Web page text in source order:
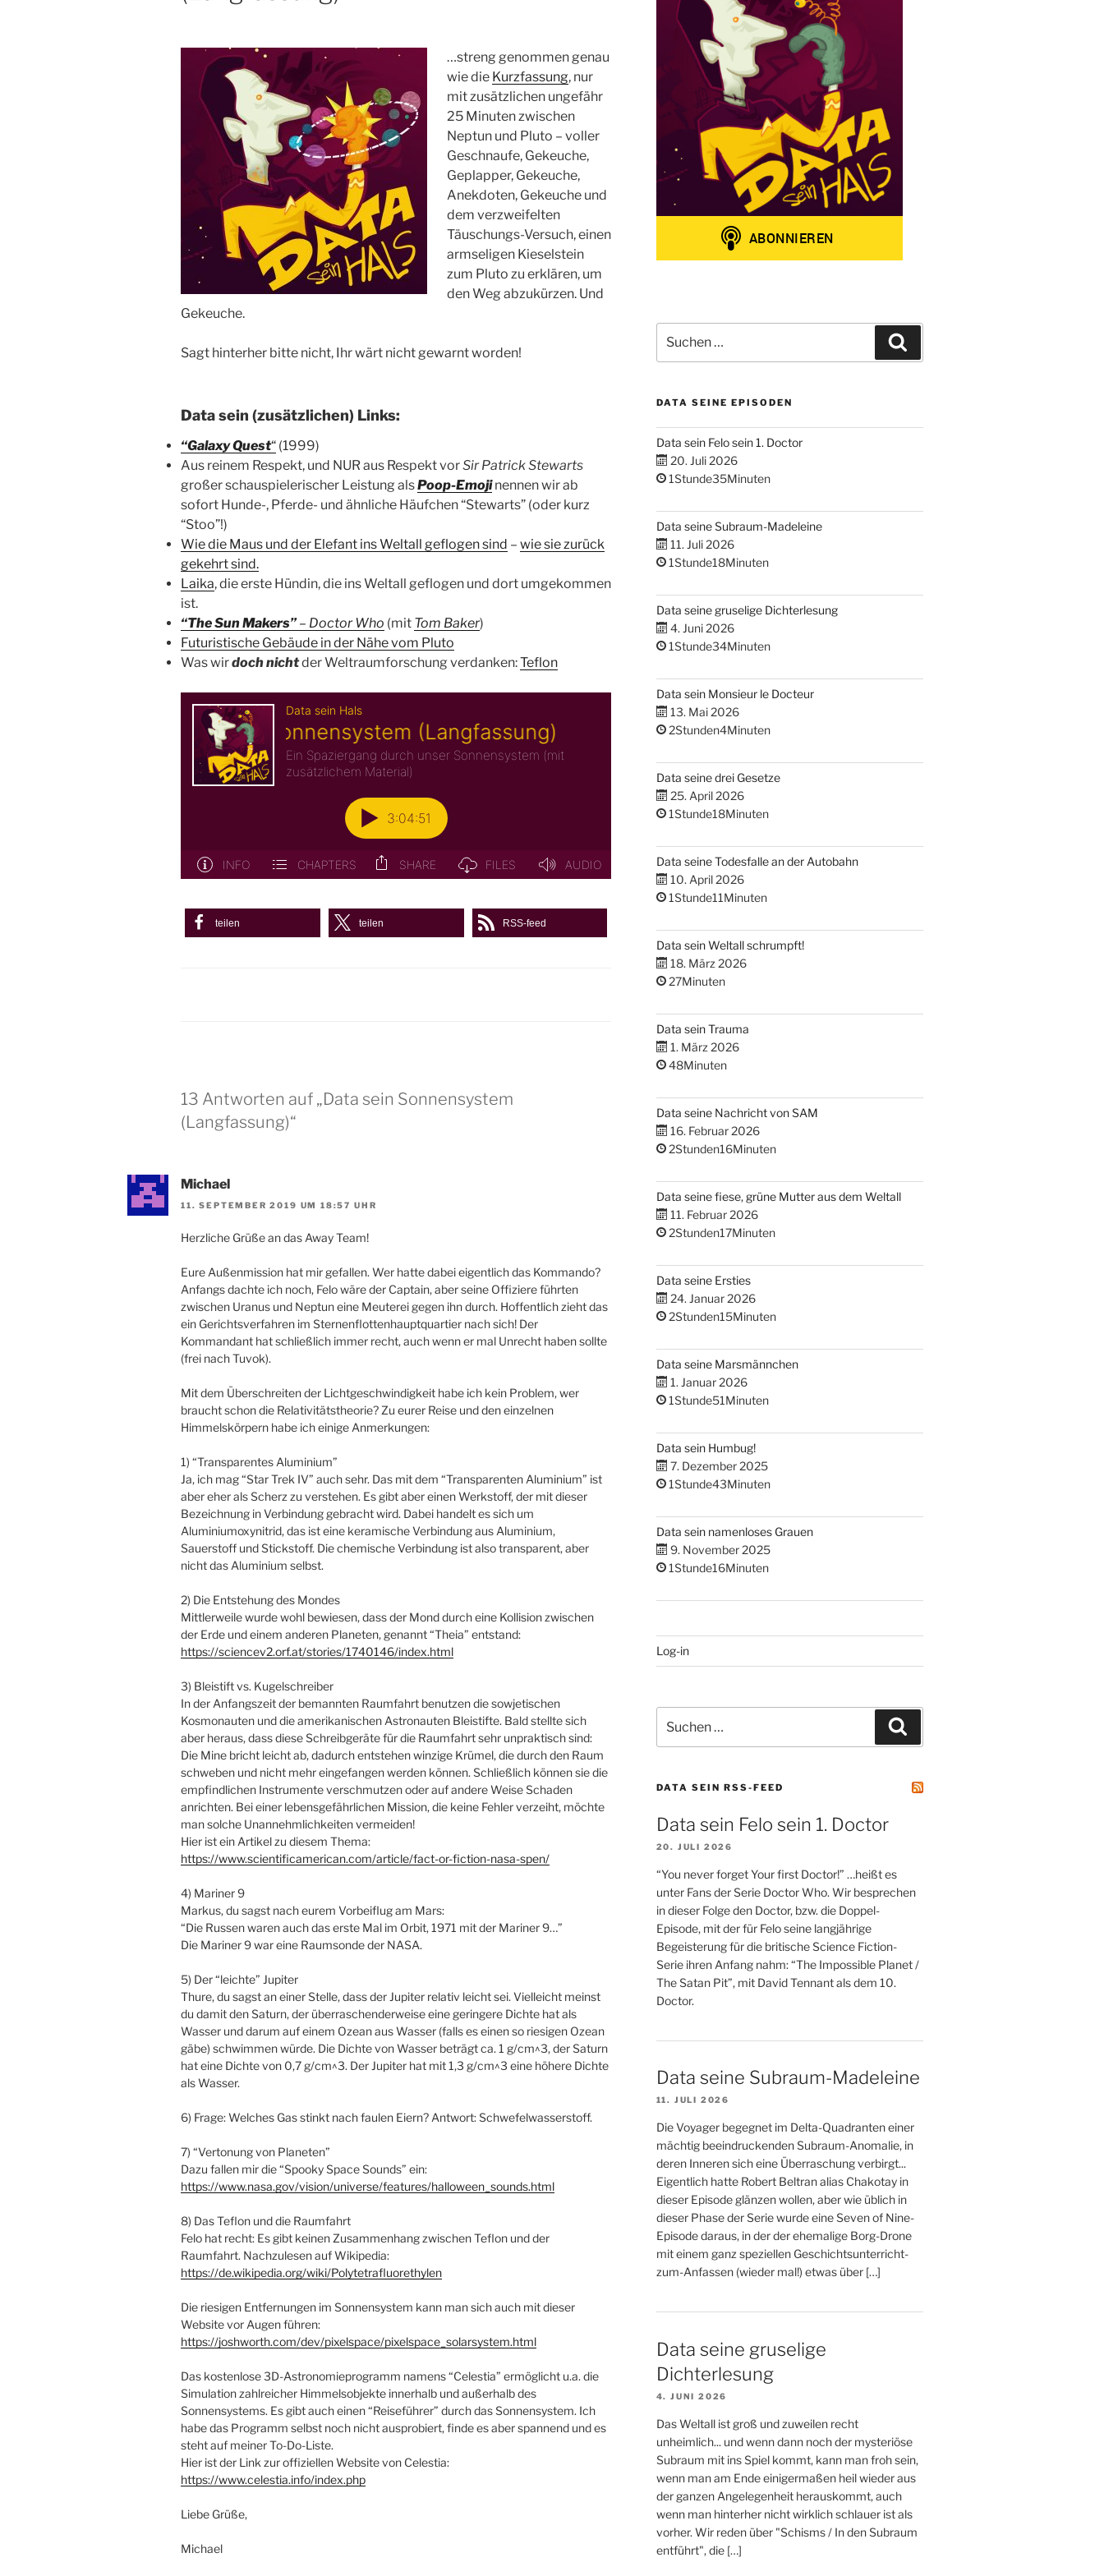
…streng genommen genau
wie die Kurzfassung, nur
mit zusätzlichen ungefähr
25 Minuten zwischen
Neptun und Pluto – voller
Geschnaufe, Gekeuche,
Geplapper, Gekeuche,
Anekdoten, Gekeuche und
dem verzweifelten
Täuschungs-Versuch, einen
armseligen Kieselstein
zum Pluto zu erklären, um
den Weg abzukürzen. Und
Gekeuche.
Sagt hinterher bitte nicht, Ihr wärt nicht gewarnt worden!
Data sein (zusätzlichen) Links:
“Galaxy Quest“ (1999)
Aus reinem Respekt, und NUR aus Respekt vorSir Patrick Stewarts
großer schauspielerischer Leistung alsPoop-Emojinennen wir ab
sofort Hunde-, Pferde- und ähnliche Häufchen “Stewarts” (oder kurz
“Stoo”!)
Wie die Maus und der Elefant ins Weltall geflogen sind – wie sie zurück
gekehrt sind.
Laika, die erste Hündin, die ins Weltall geflogen und dort umgekommen
ist.
“The Sun Makers”– Doctor Who (mit Tom Baker)
Futuristische Gebäude in der Nähe vom Pluto
Was wirdoch nichtder Weltraumforschung verdanken:Teflon
teilen teilen RSS-feed
13 Antworten auf „Data sein Sonnensystem
(Langfassung)“
Michael
11. SEPTEMBER 2019 UM 18:57 UHR
Herzliche Grüße an das Away Team!
Eure Außenmission hat mir gefallen. Wer hatte dabei eigentlich das Kommando?
Anfangs dachte ich noch, Felo wäre der Captain, aber seine Offiziere führten
zwischen Uranus und Neptun eine Meuterei gegen ihn durch. Hoffentlich zieht das
ein Gerichtsverfahren im Sternenflottenhauptquartier nach sich! Der
Kommandant hat schließlich immer recht, auch wenn er mal Unrecht haben sollte
(frei nach Tuvok).
Mit dem Überschreiten der Lichtgeschwindigkeit habe ich kein Problem, wer
braucht schon die Relativitätstheorie? Zu eurer Reise und den einzelnen
Himmelskörpern habe ich einige Anmerkungen:
1) “Transparentes Aluminium”
Ja, ich mag “Star Trek IV” auch sehr. Das mit dem “Transparenten Aluminium” ist
aber eher als Scherz zu verstehen. Es gibt aber einen Werkstoff, der mit dieser
Bezeichnung in Verbindung gebracht wird. Dabei handelt es sich um
Aluminiumoxynitrid, das ist eine keramische Verbindung aus Aluminium,
Sauerstoff und Stickstoff. Die chemische Verbindung ist also transparent, aber
nicht das Aluminium selbst.
2) Die Entstehung des Mondes
Mittlerweile wurde wohl bewiesen, dass der Mond durch eine Kollision zwischen
der Erde und einem anderen Planeten, genannt “Theia” entstand:
https://sciencev2.orf.at/stories/1740146/index.html
3) Bleistift vs. Kugelschreiber
In der Anfangszeit der bemannten Raumfahrt benutzen die sowjetischen
Kosmonauten und die amerikanischen Astronauten Bleistifte. Bald stellte sich
aber heraus, dass diese Schreibgeräte für die Raumfahrt sehr unpraktisch sind:
Die Mine bricht leicht ab, dadurch entstehen winzige Krümel, die durch den Raum
schweben und nicht mehr eingefangen werden können. Schließlich können sie die
empfindlichen Instrumente verschmutzen oder auf andere Weise Schaden
anrichten. Bei einer lebensgefährlichen Mission, die keine Fehler verzeiht, möchte
man solche Unannehmlichkeiten vermeiden!
Hier ist ein Artikel zu diesem Thema:
https://www.scientificamerican.com/article/fact-or-fiction-nasa-spen/
4) Mariner 9
Markus, du sagst nach eurem Vorbeiflug am Mars:
“Die Russen waren auch das erste Mal im Orbit, 1971 mit der Mariner 9…”
Die Mariner 9 war eine Raumsonde der NASA.
5) Der “leichte” Jupiter
Thure, du sagst an einer Stelle, dass der Jupiter relativ leicht sei. Vielleicht meinst
du damit den Saturn, der überraschenderweise eine geringere Dichte hat als
Wasser und darum auf einem Ozean aus Wasser (falls es einen so riesigen Ozean
gäbe) schwimmen würde. Die Dichte von Wasser beträgt ca. 1 g/cm^3, der Saturn
hat eine Dichte von 0,7 g/cm^3. Der Jupiter hat mit 1,3 g/cm^3 eine höhere Dichte
als Wasser.
6) Frage: Welches Gas stinkt nach faulen Eiern? Antwort: Schwefelwasserstoff.
7) “Vertonung von Planeten”
Dazu fallen mir die “Spooky Space Sounds” ein:
https://www.nasa.gov/vision/universe/features/halloween_sounds.html
8) Das Teflon und die Raumfahrt
Felo hat recht: Es gibt keinen Zusammenhang zwischen Teflon und der
Raumfahrt. Nachzulesen auf Wikipedia:
https://de.wikipedia.org/wiki/Polytetrafluorethylen
Die riesigen Entfernungen im Sonnensystem kann man sich auch mit dieser
Website vor Augen führen:
https://joshworth.com/dev/pixelspace/pixelspace_solarsystem.html
Das kostenlose 3D-Astronomieprogramm namens “Celestia” ermöglicht u.a. die
Simulation zahlreicher Himmelsobjekte innerhalb und außerhalb des
Sonnensystems. Es gibt auch einen “Reiseführer” durch das Sonnensystem. Ich
habe das Programm selbst noch nicht ausprobiert, finde es aber spannend und es
steht auf meiner To-Do-Liste.
Hier ist der Link zur offiziellen Website von Celestia:
https://www.celestia.info/index.php
Liebe Grüße,
Michael
nach:
DATA SEINE EPISODEN
Data sein Felo sein 1. Doctor
20. Juli 2026
1Stunde35Minuten
Data seine Subraum-Madeleine
11. Juli 2026
1Stunde18Minuten
Data seine gruselige Dichterlesung
4. Juni 2026
1Stunde34Minuten
Data sein Monsieur le Docteur
13. Mai 2026
2Stunden4Minuten
Data seine drei Gesetze
25. April 2026
1Stunde18Minuten
Data seine Todesfalle an der Autobahn
10. April 2026
1Stunde11Minuten
Data sein Weltall schrumpft!
18. März 2026
27Minuten
Data sein Trauma
1. März 2026
48Minuten
Data seine Nachricht von SAM
16. Februar 2026
2Stunden16Minuten
Data seine fiese, grüne Mutter aus dem Weltall
11. Februar 2026
2Stunden17Minuten
Data seine Ersties
24. Januar 2026
2Stunden15Minuten
Data seine Marsmännchen
1. Januar 2026
1Stunde51Minuten
Data sein Humbug!
7. Dezember 2025
1Stunde43Minuten
Data sein namenloses Grauen
9. November 2025
1Stunde16Minuten
Log-in
nach:
DATA SEIN RSS-FEED
Data sein Felo sein 1. Doctor
20. JULI 2026
“You never forget Your first Doctor!” …heißt es
unter Fans der Serie Doctor Who. Wir besprechen
in dieser Folge den Doctor, bzw. die Doppel-
Episode, mit der für Felo seine langjährige
Begeisterung für die britische Science Fiction-
Serie ihren Anfang nahm: “The Impossible Planet /
The Satan Pit”, mit David Tennant als dem 10.
Doctor.
Data seine Subraum-Madeleine
11. JULI 2026
Die Voyager begegnet im Delta-Quadranten einer
mächtig beeindruckenden Subraum-Anomalie, in
deren Inneren sich eine Überraschung verbirgt...
Eigentlich hatte Robert Beltran alias Chakotay in
dieser Episode glänzen wollen, aber wie üblich in
dieser Phase der Serie wurde eine Seven of Nine-
Episode daraus, in der der ehemalige Borg-Drone
mit einem ganz speziellen Geschichtsunterricht-
zum-Anfassen (wieder mal!) etwas über […]
Data seine gruselige
Dichterlesung
4. JUNI 2026
Das Weltall ist groß und zuweilen recht
unheimlich... und wenn dann noch der mysteriöse
Subraum mit ins Spiel kommt, kann man froh sein,
wenn man am Ende einigermaßen heil wieder aus
der ganzen Angelegenheit herauskommt, auch
wenn man hinterher nicht wirklich schlauer ist als
vorher. Wir reden über "Schisms / In den Subraum
entführt", die […]